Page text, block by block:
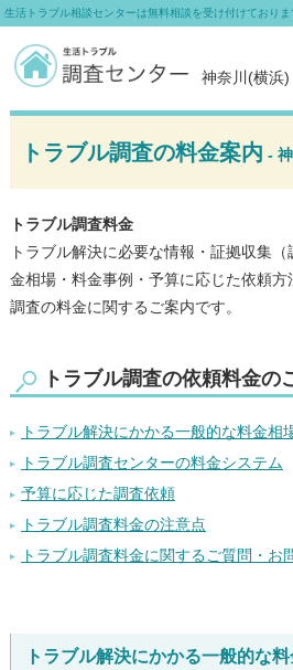
トラブル調査の料金案内 -
トラブル調査料金
トラブル解決に必要な情報・証拠収集
金相場・料金事例・予算に応じた依頼
調査の料金に関するご案内です。
トラブル調査の依頼料金の
トラブル解決にかかる一般的な料金相
トラブル調査センターの料金システム
予算に応じた調査依頼
トラブル調査料金の注意点
トラブル調査料金に関するご質問・お
トラブル解決にかかる一般的な
神奈川(横浜)
生活トラブル相談センターは無料相談を受け付けておりま